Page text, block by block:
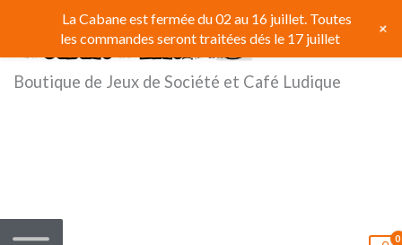
contenu
Boutique de Jeux de Société et Café Ludique
La Cabane est fermée du 02 au 16 juillet. Toutes
les commandes seront traitées dés le 17 juillet
+